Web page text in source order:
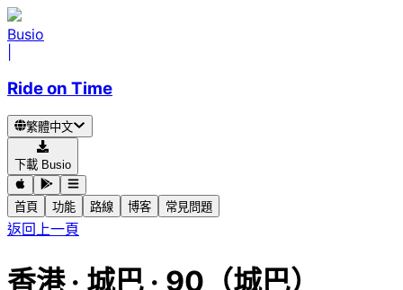
Busio
Ride on Time
繁體中文
下載 Busio
首頁 功能 路線 博客 常見問題
返回上一頁
香港· 城巴 · 90（城巴）